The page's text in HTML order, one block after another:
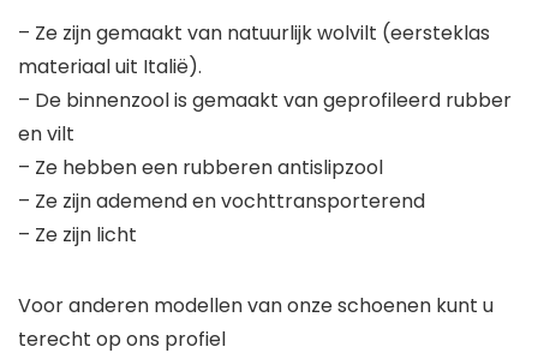
– Ze zijn gemaakt van natuurlijk wolvilt (eersteklas
materiaal uit Italië).
– De binnenzool is gemaakt van geprofileerd rubber
en vilt
– Ze hebben een rubberen antislipzool
– Ze zijn ademend en vochttransporterend
– Ze zijn licht
Voor anderen modellen van onze schoenen kunt u
terecht op ons profiel